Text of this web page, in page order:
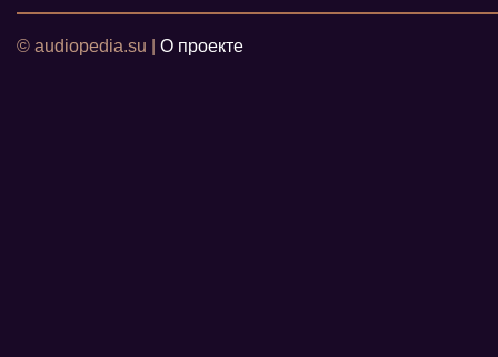
© audiopedia.su | О проекте